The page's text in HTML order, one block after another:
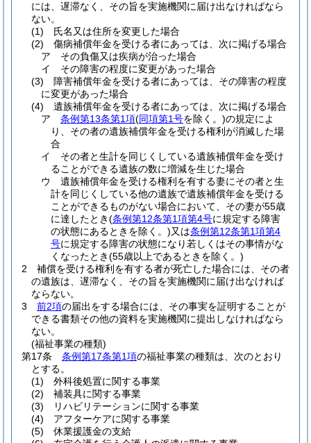
には、遅滞なく、その旨を実施機関に届け出なければなら
ない。
(1)
氏名又は住所を変更した場合
(2)
傷病補償年金を受ける者にあっては、次に掲げる場合
ア
その負傷又は疾病が治った場合
イ
その障害の程度に変更があった場合
(3)
障害補償年金を受ける者にあっては、その障害の程度
に変更があった場合
(4)
遺族補償年金を受ける者にあっては、次に掲げる場合
ア
条例第13条第1項(同項第1号を除く。)の規定によ
り、その者の遺族補償年金を受ける権利が消滅した場
合
イ
その者と生計を同じくしている遺族補償年金を受け
ることができる遺族の数に増減を生じた場合
ウ
遺族補償年金を受ける権利を有する妻にその者と生
計を同じくしている他の遺族で遺族補償年金を受ける
ことができるものがない場合において、その妻が55歳
に達したとき(条例第12条第1項第4号に規定する障害
の状態にあるときを除く。)又は条例第12条第1項第4
号に規定する障害の状態になり若しくはその事情がな
くなったとき(55歳以上であるときを除く。)
2
補償を受ける権利を有する者が死亡した場合には、その者
の遺族は、遅滞なく、その旨を実施機関に届け出なければ
ならない。
3
前2項の届出をする場合には、その事実を証明することが
できる書類その他の資料を実施機関に提出しなければなら
ない。
(福祉事業の種類)
第17条
条例第17条第1項の福祉事業の種類は、次のとおり
とする。
(1)
外科後処置に関する事業
(2)
補装具に関する事業
(3)
リハビリテーションに関する事業
(4)
アフターケアに関する事業
(5)
休業援護金の支給